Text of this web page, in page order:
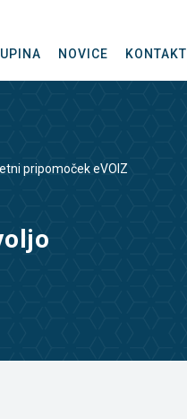
NOVICE KONTAKT
pripomoček eVOIZ